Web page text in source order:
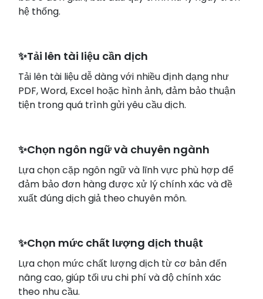
hệ thống.
✨Tải lên tài liệu cần dịch
Tải lên tài liệu dễ dàng với nhiều định dạng như
PDF, Word, Excel hoặc hình ảnh, đảm bảo thuận
tiện trong quá trình gửi yêu cầu dịch.
✨Chọn ngôn ngữ và chuyên ngành
Lựa chọn cặp ngôn ngữ và lĩnh vực phù hợp để
đảm bảo đơn hàng được xử lý chính xác và đề
xuất đúng dịch giả theo chuyên môn.
✨Chọn mức chất lượng dịch thuật
Lựa chọn mức chất lượng dịch từ cơ bản đến
nâng cao, giúp tối ưu chi phí và độ chính xác
theo nhu cầu.